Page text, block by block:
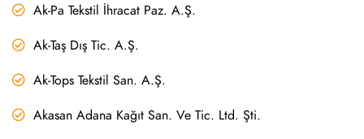
Ak-Pa Tekstil İhracat Paz. A.Ş.
Ak-Taş Dış Tic. A.Ş.
Ak-Tops Tekstil San. A.Ş.
Akasan Adana Kağıt San. Ve Tic. Ltd. Şti.